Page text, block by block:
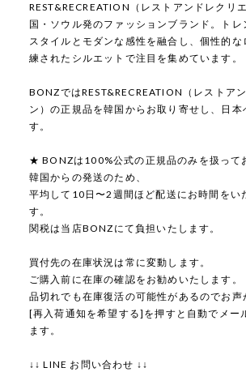
REST&RECREATION（レストアンドレクリ
国・ソウル発のファッションブランド。ト
スタイルとモダンな感性を融合し、個性的な
練されたシルエットで注目を集めています。
BONZではREST&RECREATION（レストア
ン）の正規品を韓国からお取り寄せし、日本
す。
★ BONZは100%公式の正規品のみを扱って
韓国からの発送のため、
平均して10日〜2週間ほど配送にお時間をい
す。
関税は当店BONZにて負担いたします。
買付先の在庫状況は常に変動します。
ご購入前に在庫の確認をお勧めいたします。
品切れでも在庫復活の可能性があるのでお声
[再入荷通知を希望する]を押すと自動でメー
ます。
↓↓ LINE お問い合わせ ↓↓